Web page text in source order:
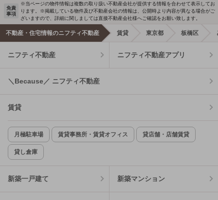
免責
事項
※当ページの物件情報は複数の取り扱い不動産会社が提供する情報を合わせて表示してお
ります。※掲載している物件及び不動産会社の情報は、公開時より内容が異なる場合がご
ざいますので、詳細に関しましては直接不動産会社様へご確認をお願い致します。
不動産・住宅情報のニフティ不動産 賃貸 東京都 板橋区
ニフティ不動産 ニフティ不動産アプリ
＼Because／ ニフティ不動産
賃貸
月極駐車場 賃貸事務所・賃貸オフィス 貸店舗・店舗賃貸
貸し倉庫
新築一戸建て 新築マンション